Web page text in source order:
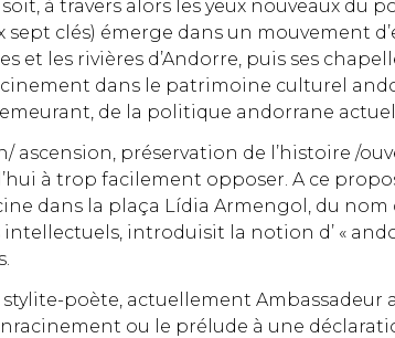
soit, à travers alors les yeux nouveaux
sept clés) émerge dans un mouvement
et les rivières d’Andorre, puis ses
dans le patrimoine culturel
de la politique andorrane
ascension, préservation de l’histoire /
à trop facilement opposer. A ce
dans la plaça Lídia Armengol, du nom
intellectuels, introduisit la notion d’ «
poète, actuellement Ambassadeur
ou le prélude à une